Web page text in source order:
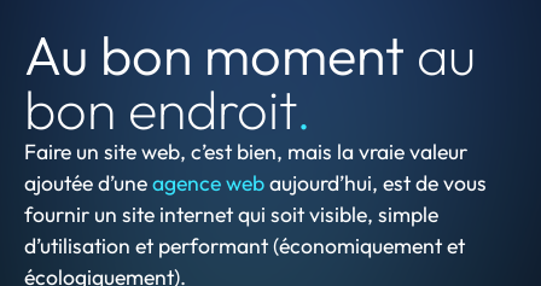
Au bon moment au
bon endroit.
Faire un site web, c’est bien, mais la vraie valeur
ajoutée d’uneagence webaujourd’hui, est de vous
fournir un site internet qui soit visible, simple
d’utilisation et performant (économiquement et
écologiquement).